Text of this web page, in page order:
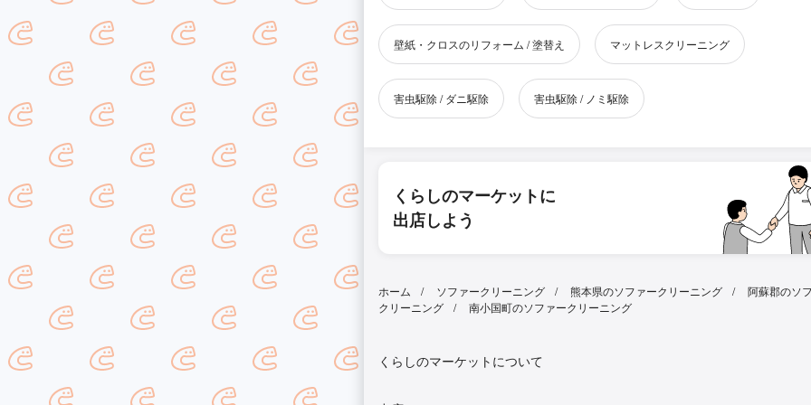
壁紙・クロスのリフォーム / 塗替え マットレスクリーニング
害虫駆除 / ダニ駆除 害虫駆除 / ノミ駆除
くらしのマーケットに
出店しよう
ホーム ソファークリーニング 熊本県のソファークリーニング
阿蘇郡のソ
クリーニング
南小国町のソファークリーニング
くらしのマーケットについて